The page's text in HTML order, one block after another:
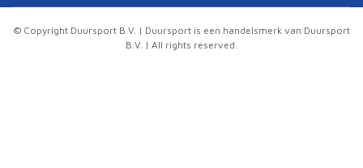
© Copyright Duursport B.V. | Duursport is een handelsmerk van Duursport
B.V. | All rights reserved.